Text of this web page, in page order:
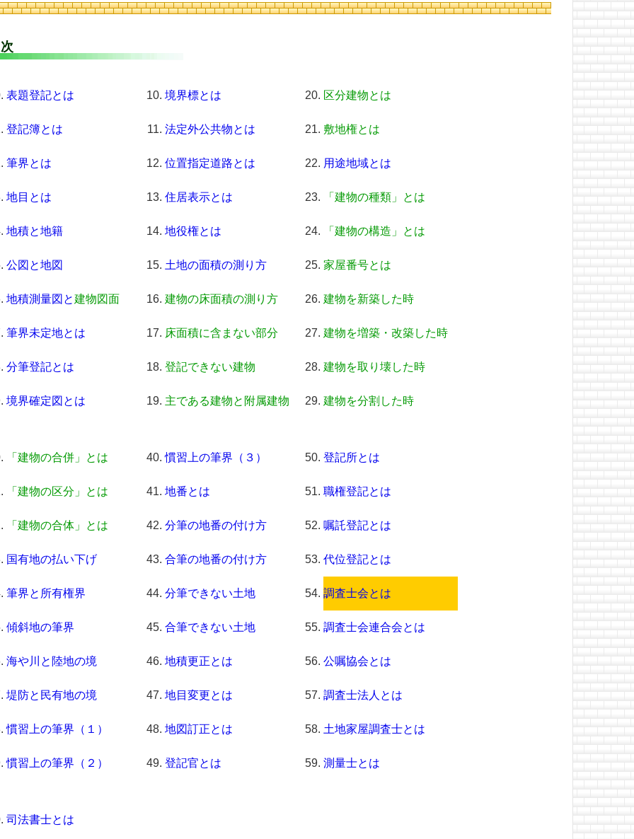
表題登記とは
登記簿とは
筆界とは
地目とは
地積と地籍
公図と地図
地積測量図と建物図面
筆界未定地とは
分筆登記とは
境界確定図とは
境界標とは
法定外公共物とは
位置指定道路とは
住居表示とは
地役権とは
土地の面積の測り方
建物の床面積の測り方
床面積に含まない部分
登記できない建物
主である建物と附属建物
区分建物とは
敷地権とは
用途地域とは
「建物の種類」とは
「建物の構造」とは
家屋番号とは
建物を新築した時
建物を増築・改築した時
建物を取り壊した時
建物を分割した時
「建物の合併」とは
「建物の区分」とは
「建物の合体」とは
国有地の払い下げ
筆界と所有権界
傾斜地の筆界
海や川と陸地の境
堤防と民有地の境
慣習上の筆界（１）
慣習上の筆界（２）
慣習上の筆界（３）
地番とは
分筆の地番の付け方
合筆の地番の付け方
分筆できない土地
合筆できない土地
地積更正とは
地目変更とは
地図訂正とは
登記官とは
登記所とは
職権登記とは
嘱託登記とは
代位登記とは
調査士会とは
調査士会連合会とは
公嘱協会とは
調査士法人とは
土地家屋調査士とは
測量士とは
司法書士とは